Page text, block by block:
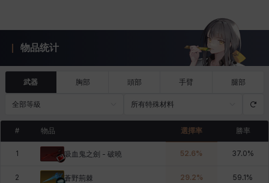
物品统计
武器 胸部 頭部 手臂 腿部
全部等級 所有特殊材料
# 物品 選擇率 勝率
1 吸血鬼之劍 - 破曉 52.6% 37.0%
2 蒼野荊棘 29.2% 59.1 %